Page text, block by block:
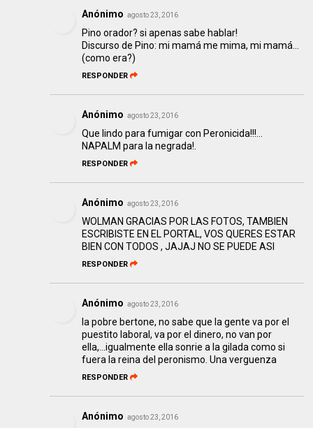
Anónimo agosto 23, 2016
Pino orador? si apenas sabe hablar!
Discurso de Pino: mi mamá me mima, mi mamá...
(como era?)
RESPONDER
Anónimo agosto 23, 2016
Que lindo para fumigar con Peronicida!!!...
NAPALM para la negrada!.
RESPONDER
Anónimo agosto 23, 2016
WOLMAN GRACIAS POR LAS FOTOS, TAMBIEN
ESCRIBISTE EN EL PORTAL, VOS QUERES ESTAR
BIEN CON TODOS , JAJAJ NO SE PUEDE ASI
RESPONDER
Anónimo agosto 23, 2016
la pobre bertone, no sabe que la gente va por el
puestito laboral, va por el dinero, no van por
ella,...igualmente ella sonrie a la gilada como si
fuera la reina del peronismo. Una verguenza
RESPONDER
Anónimo agosto 23, 2016